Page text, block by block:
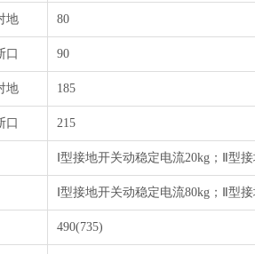
地 80
口 90
地 185
口 215
Ⅰ型接地开关动稳定电流20kg；Ⅱ型
Ⅰ型接地开关动稳定电流80kg；Ⅱ型
490(735)